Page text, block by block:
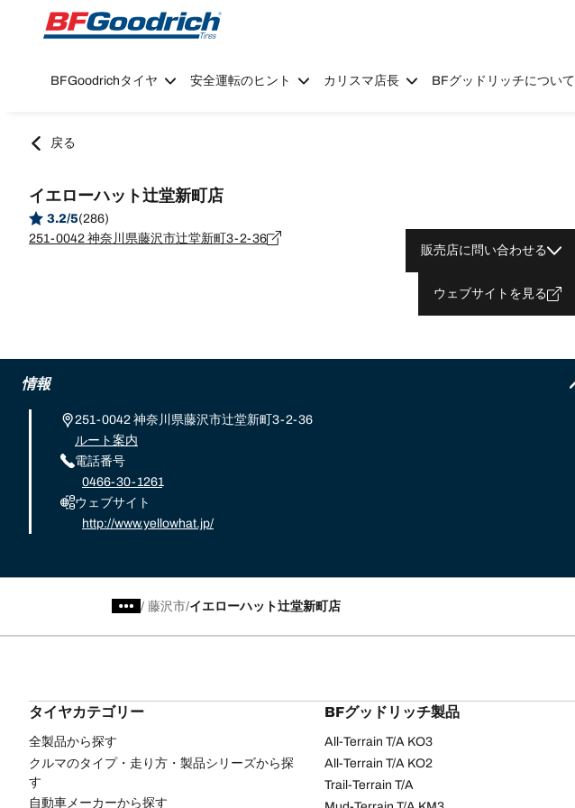
Go to page content
Go to page navigation
BFGoodrichタイヤ 安全運転のヒント カリスマ店長 BFグッドリッチについて
戻る
イエローハット辻堂新町店
3.2/5(286)
251-0042 神奈川県藤沢市辻堂新町3-2-36
販売店に問い合わせる
ウェブサイトを見る
情報
251-0042 神奈川県藤沢市辻堂新町3-2-36
ルート案内
電話番号
0466-30-1261
ウェブサイト
http://www.yellowhat.jp/
/ 藤沢市 イエローハット辻堂新町店
タイヤカテゴリー
全製品から探す
クルマのタイプ・走り方・製品シリーズから探
す
自動車メーカーから探す
BFグッドリッチ製品
All-Terrain T/A KO3
All-Terrain T/A KO2
Trail-Terrain T/A